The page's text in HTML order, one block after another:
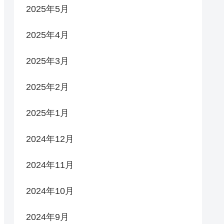
2025年5月
2025年4月
2025年3月
2025年2月
2025年1月
2024年12月
2024年11月
2024年10月
2024年9月